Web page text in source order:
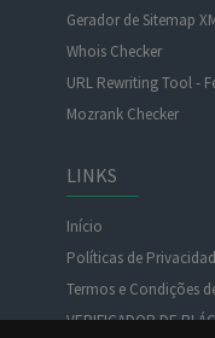
Gerador de Sitemap
Whois Checker
URL Rewriting Tool -
Mozrank Checker
LINKS
Início
Políticas de
Termos e Condições
VERIFICADOR DE